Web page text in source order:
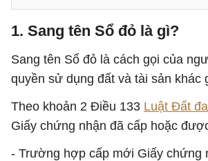
1. Sang tên Sổ đỏ là gì?
Sang tên Sổ đỏ là cách gọi của
quyền sử dụng đất và tài sản
Theo khoản 2 Điều 133 Luật Đất
Giấy chứng nhận đã cấp hoặc
- Trường hợp cấp mới Giấy chứng